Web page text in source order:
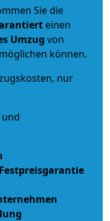
Sie die
einen
Umzug von
können.
nur